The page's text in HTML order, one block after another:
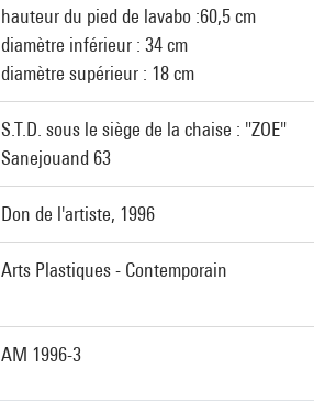
hauteur du pied de lavabo :60,5 cm
diamètre inférieur : 34 cm
diamètre supérieur : 18 cm
S.T.D. sous le siège de la chaise : "ZOE"
Sanejouand 63
Don de l'artiste, 1996
Arts Plastiques - Contemporain
AM 1996-3